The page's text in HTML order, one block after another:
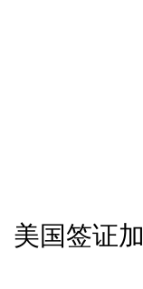
美国签证